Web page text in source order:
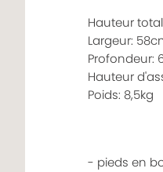
Hauteur
Largeur:
Profondeur:
Hauteur
Poids: 8,5kg
- pieds en